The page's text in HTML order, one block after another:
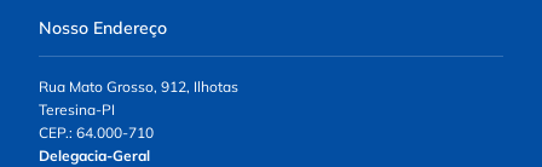
Nosso Endereço
Rua Mato Grosso, 912, Ilhotas
Teresina-PI
CEP.: 64.000-710
Delegacia-Geral